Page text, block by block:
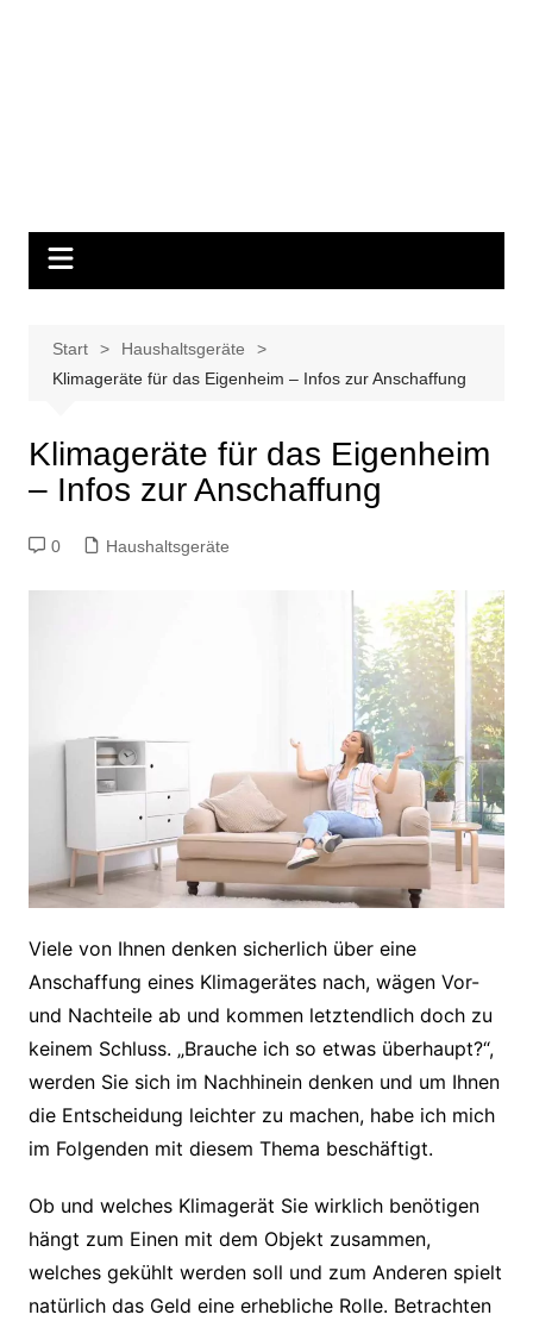
Start
Haushaltsgeräte
Klimageräte für das Eigenheim – Infos zur Anschaffung
Klimageräte für das Eigenheim
– Infos zur Anschaffung
0 Haushaltsgeräte
Viele von Ihnen denken sicherlich über eine
Anschaffung eines Klimagerätes nach, wägen Vor-
und Nachteile ab und kommen letztendlich doch zu
keinem Schluss. „Brauche ich so etwas überhaupt?“,
werden Sie sich im Nachhinein denken und um Ihnen
die Entscheidung leichter zu machen, habe ich mich
im Folgenden mit diesem Thema beschäftigt.
Ob und welches Klimagerät Sie wirklich benötigen
hängt zum Einen mit dem Objekt zusammen,
welches gekühlt werden soll und zum Anderen spielt
natürlich das Geld eine erhebliche Rolle. Betrachten